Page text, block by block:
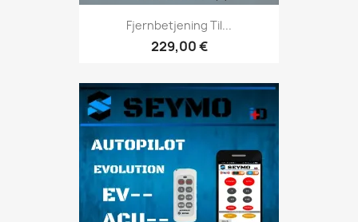
Fjernbetjening Til...
229,00 €